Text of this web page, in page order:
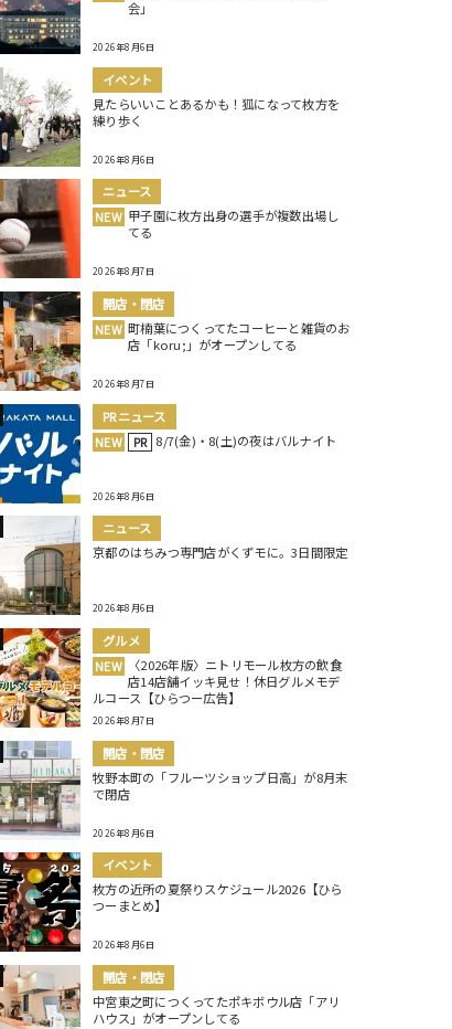
会」
2026年8月6日
イベント
見たらいいことあるかも！狐になって枚方を
練り歩く
2026年8月6日
ニュース
NEW 甲子園に枚方出身の選手が複数出場し
てる
2026年8月7日
開店・閉店
NEW 町楠葉につくってたコーヒーと雑貨のお
店「koru;」がオープンしてる
2026年8月7日
PRニュース
NEW
PR 8/7(金)・8(土)の夜はバルナイト
2026年8月6日
ニュース
京都のはちみつ専門店がくずモに。3日間限定
2026年8月6日
グルメ
NEW
〈2026年版〉ニトリモール枚方の飲食
店14店舗イッキ見せ！休日グルメモデ
ルコース【ひらつー広告】
2026年8月7日
開店・閉店
牧野本町の「フルーツショップ日高」が8月末
で閉店
2026年8月6日
イベント
枚方の近所の夏祭りスケジュール2026【ひら
つーまとめ】
2026年8月6日
開店・閉店
中宮東之町につくってたポキボウル店「アリ
ハウス」がオープンしてる